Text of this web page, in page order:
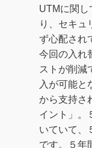
UTMに関し
り、セキュ
ず心配され
今回の入れ
ストが削減
入が可能と
から支持さ
イント」。
いていて、
です。５年